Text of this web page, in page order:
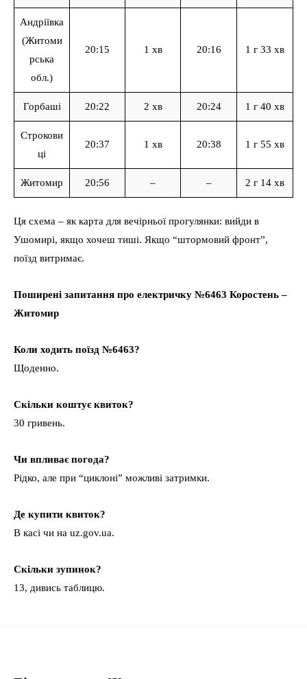
Андріївка
(Житоми
рська
обл.)
20:15 1 хв 20:16 1 г 33 хв
Горбаші 20:22 2 хв 20:24 1 г 40 хв
Строкови
ці
20:37 1 хв 20:38 1 г 55 хв
Житомир 20:56 – – 2 г 14 хв
Ця схема – як карта для вечірньої прогулянки: вийди в
Ушомирі, якщо хочеш тиші. Якщо “штормовий фронт”,
поїзд витримає.
Поширені запитання про електричку №6463 Коростень –
Житомир
Коли ходить поїзд №6463?
Щоденно.
Скільки коштує квиток?
30 гривень.
Чи впливає погода?
Рідко, але при “циклоні” можливі затримки.
Де купити квиток?
В касі чи на uz.gov.ua.
Скільки зупинок?
13, дивись таблицю.